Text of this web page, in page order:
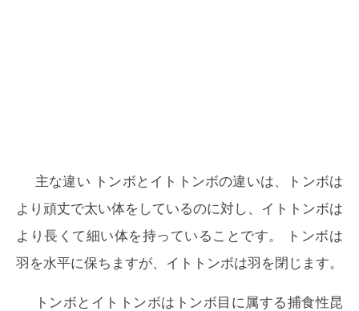
主な違い トンボとイトトンボの違いは、
トンボは
より頑丈で太い体をしているのに対し、イトトンボは
より長くて細い体を持っていることです。
トンボは
羽を水平に保ちますが、イトトンボは羽を閉じます。
トンボとイトトンボはトンボ目に属する捕食性昆